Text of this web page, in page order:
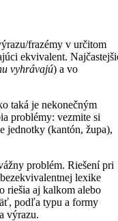
frazémy v určitom
ekvivalent.
vyhrávajú) a vo
taká je nekonečným
problémy: vezmite si
jednotky (kantón, župa),
problém. Riešení pri
lexike
riešia aj kalkom alebo
podľa typu a formy
výrazu.